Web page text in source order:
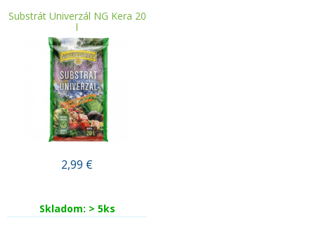
Substrát Univerzál NG Kera 20
l
2,99 €
Skladom: > 5ks